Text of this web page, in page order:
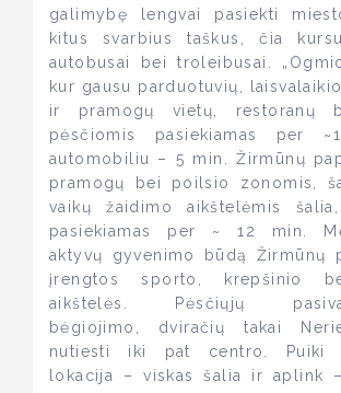
galimybę lengvai pasiekti
kitus svarbius taškus, čia
autobusai bei troleibusai.
kur gausu parduotuvių,
ir pramogų vietų, restoranų
pėsčiomis pasiekiamas per
automobiliu – 5 min. Žirmūnų
pramogų bei poilsio zonomis,
vaikų žaidimo aikštelėmis
pasiekiamas per ~ 12 min.
aktyvų gyvenimo būdą Žirmūnų
įrengtos sporto, krepšinio
aikštelės. Pėsčiųjų
bėgiojimo, dviračių takai
nutiesti iki pat centro. Puiki
lokacija – viskas šalia ir aplink